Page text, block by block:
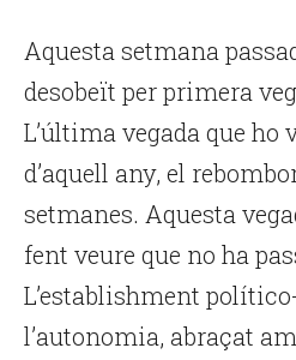
Aquesta setmana
desobeït per primera
L’última vegada que ho
d’aquell any, el
setmanes. Aquesta
fent veure que no ha
L’establishment
l’autonomia, abraçat